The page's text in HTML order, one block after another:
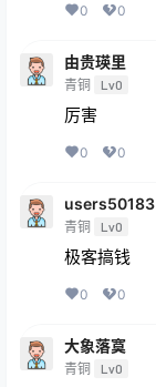
0 0
由贵瑛里
青铜 Lv0
厉害
0 0
users50183
青铜 Lv0
极客搞钱
0 0
大象落寞
青铜 Lv0